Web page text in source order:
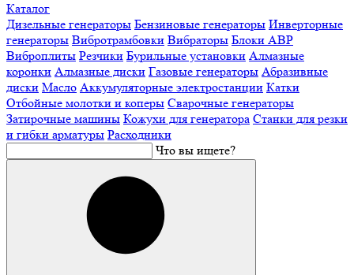
Каталог
Дизельные генераторы Бензиновые генераторы Инверторные
генераторы Вибротрамбовки Вибраторы Блоки АВР
Виброплиты Резчики Бурильные установки Алмазные
коронки Алмазные диски Газовые генераторы Абразивные
диски Масло Аккумуляторные электростанции Катки
Отбойные молотки и коперы Сварочные генераторы
Затирочные машины Кожухи для генератора Станки для резки
и гибки арматуры Расходники
Что вы ищете?